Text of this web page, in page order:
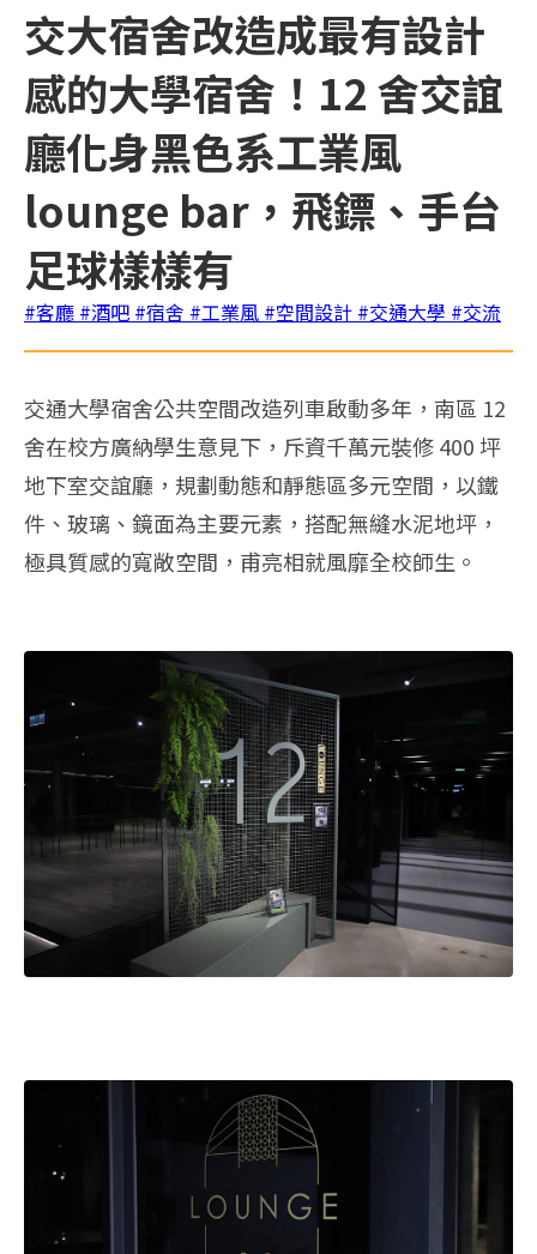
交大宿舍改造成最有設計
感的大學宿舍！12 舍交誼
廳化身黑色系工業風
lounge bar，飛鏢、手台
足球樣樣有
#客廳 #酒吧 #宿舍 #工業風 #空間設計 #交通大學 #交流
交通大學宿舍公共空間改造列車啟動多年，南區 12
舍在校方廣納學生意見下，斥資千萬元裝修 400 坪
地下室交誼廳，規劃動態和靜態區多元空間，以鐵
件、玻璃、鏡面為主要元素，搭配無縫水泥地坪，
極具質感的寬敞空間，甫亮相就風靡全校師生。